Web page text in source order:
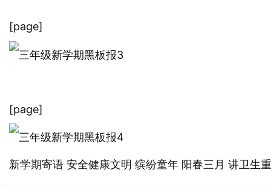
[page]
[page]
新学期寄语 安全健康文明 缤纷童年 阳春三月 讲卫生